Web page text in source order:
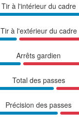
Tir à l'intérieur du cadre
Tir à l'extérieur du cadre
Arrêts gardien
Total des passes
Précision des passes